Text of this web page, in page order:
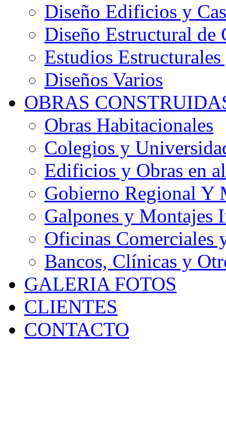
Diseño Edificios y
Diseño Estructural de
Estudios
Diseños Varios
OBRAS
Obras Habitacionales
Colegios y
Edificios y Obras en
Gobierno Regional Y
Galpones y Montajes
Oficinas Comerciales
Bancos, Clínicas y
GALERIA FOTOS
CLIENTES
CONTACTO